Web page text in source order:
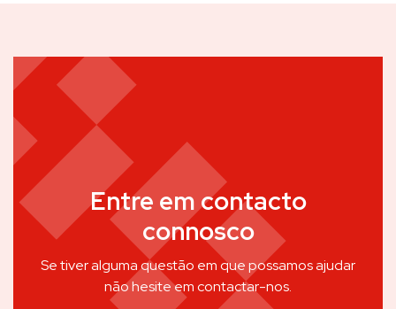
Entre em contacto
connosco
Se tiver alguma questão em que possamos ajudar
não hesite em contactar-nos.